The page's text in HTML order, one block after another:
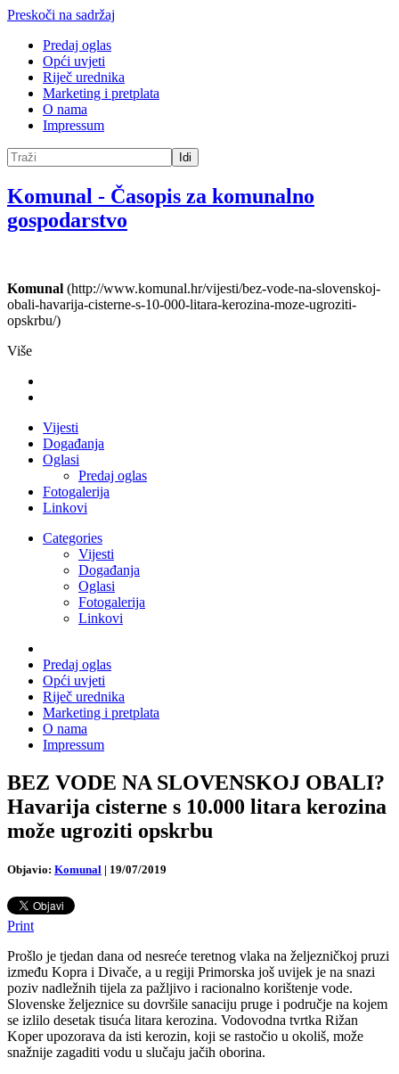
Preskoči na sadržaj
Predaj oglas
Opći uvjeti
Riječ urednika
Marketing i pretplata
O nama
Impressum
Idi
Komunal - Časopis za komunalno
gospodarstvo
Komunal (http://www.komunal.hr/vijesti/bez-vode-na-slovenskoj-
obali-havarija-cisterne-s-10-000-litara-kerozina-moze-ugroziti-
opskrbu/)
Više
Vijesti
Događanja
Oglasi
Predaj oglas
Fotogalerija
Linkovi
Categories
Vijesti
Događanja
Oglasi
Fotogalerija
Linkovi
Predaj oglas
Opći uvjeti
Riječ urednika
Marketing i pretplata
O nama
Impressum
BEZ VODE NA SLOVENSKOJ OBALI?
Havarija cisterne s 10.000 litara kerozina
može ugroziti opskrbu
Objavio: Komunal | 19/07/2019
Print
Prošlo je tjedan dana od nesreće teretnog vlaka na željezničkoj pruzi
između Kopra i Divače, a u regiji Primorska još uvijek je na snazi
poziv nadležnih tijela za pažljivo i racionalno korištenje vode.
Slovenske željeznice su dovršile sanaciju pruge i područje na kojem
se izlilo desetak tisuća litara kerozina. Vodovodna tvrtka Rižan
Koper upozorava da isti kerozin, koji se rastočio u okoliš, može
snažnije zagaditi vodu u slučaju jačih oborina.